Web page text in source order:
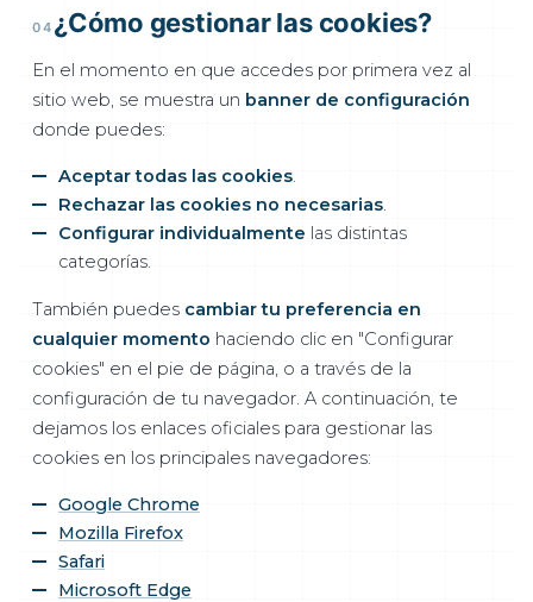
04 ¿Cómo gestionar las cookies?
En el momento en que accedes por primera vez al
sitio web, se muestra un banner de configuración
donde puedes:
Aceptar todas las cookies.
Rechazar las cookies no necesarias.
Configurar individualmente las distintas
categorías.
También puedes cambiar tu preferencia en
cualquier momento haciendo clic en "Configurar
cookies" en el pie de página, o a través de la
configuración de tu navegador. A continuación, te
dejamos los enlaces oficiales para gestionar las
cookies en los principales navegadores:
Google Chrome
Mozilla Firefox
Safari
Microsoft Edge